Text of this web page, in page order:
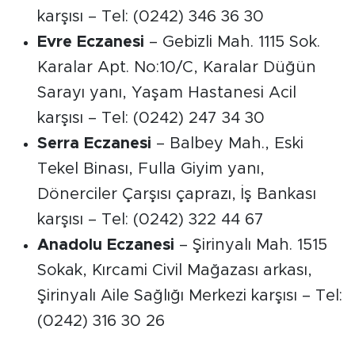
karşısı – Tel: (0242) 346 36 30
Evre Eczanesi – Gebizli Mah. 1115 Sok.
Karalar Apt. No:10/C, Karalar Düğün
Sarayı yanı, Yaşam Hastanesi Acil
karşısı – Tel: (0242) 247 34 30
Serra Eczanesi – Balbey Mah., Eski
Tekel Binası, Fulla Giyim yanı,
Dönerciler Çarşısı çaprazı, İş Bankası
karşısı – Tel: (0242) 322 44 67
Anadolu Eczanesi – Şirinyalı Mah. 1515
Sokak, Kırcami Civil Mağazası arkası,
Şirinyalı Aile Sağlığı Merkezi karşısı – Tel:
(0242) 316 30 26